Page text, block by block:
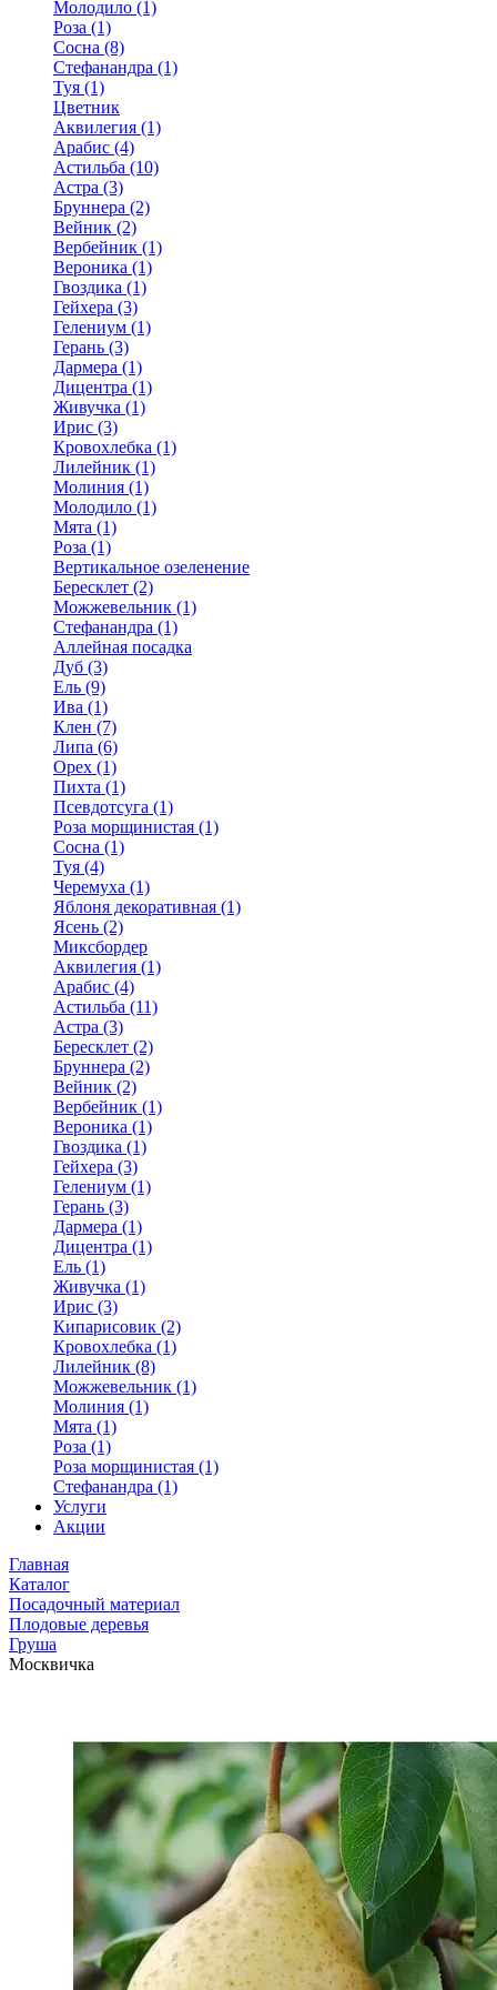
Молодило (1)
Роза (1)
Сосна (8)
Стефанандра (1)
Туя (1)
Цветник
Аквилегия (1)
Арабис (4)
Астильба (10)
Астра (3)
Бруннера (2)
Вейник (2)
Вербейник (1)
Вероника (1)
Гвоздика (1)
Гейхера (3)
Гелениум (1)
Герань (3)
Дармера (1)
Дицентра (1)
Живучка (1)
Ирис (3)
Кровохлебка (1)
Лилейник (1)
Молиния (1)
Молодило (1)
Мята (1)
Роза (1)
Вертикальное озеленение
Бересклет (2)
Можжевельник (1)
Стефанандра (1)
Аллейная посадка
Дуб (3)
Ель (9)
Ива (1)
Клен (7)
Липа (6)
Орех (1)
Пихта (1)
Псевдотсуга (1)
Роза морщинистая (1)
Сосна (1)
Туя (4)
Черемуха (1)
Яблоня декоративная (1)
Ясень (2)
Миксбордер
Аквилегия (1)
Арабис (4)
Астильба (11)
Астра (3)
Бересклет (2)
Бруннера (2)
Вейник (2)
Вербейник (1)
Вероника (1)
Гвоздика (1)
Гейхера (3)
Гелениум (1)
Герань (3)
Дармера (1)
Дицентра (1)
Ель (1)
Живучка (1)
Ирис (3)
Кипарисовик (2)
Кровохлебка (1)
Лилейник (8)
Можжевельник (1)
Молиния (1)
Мята (1)
Роза (1)
Роза морщинистая (1)
Стефанандра (1)
Услуги
Акции
Главная
Каталог
Посадочный материал
Плодовые деревья
Груша
Москвичка